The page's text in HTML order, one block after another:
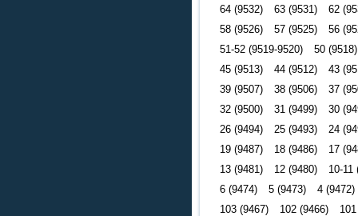
64 (9532)
63 (9531)
62
58 (9526)
57 (9525)
56
51-52 (9519-9520)
50 (9518)
45 (9513)
44 (9512)
43
39 (9507)
38 (9506)
37
32 (9500)
31 (9499)
30
26 (9494)
25 (9493)
24
19 (9487)
18 (9486)
17
13 (9481)
12 (9480)
10-11
6 (9474)
5 (9473)
4 (9472)
103 (9467)
102 (9466)